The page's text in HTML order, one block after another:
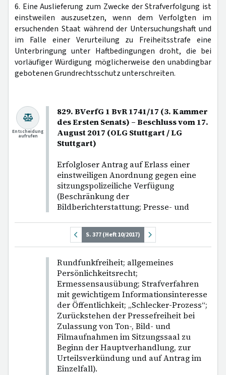
6. Eine Auslieferung zum Zwecke der Strafverfolgung ist
einstweilen auszusetzen, wenn dem Verfolgten im
ersuchenden Staat während der Untersuchungshaft und
im Falle einer Verurteilung zu Freiheitsstrafe eine
Unterbringung unter Haftbedingungen droht, die bei
vorläufiger Würdigung möglicherweise den unabdingbar
gebotenen Grundrechtsschutz unterschreiten.
829. BVerfG 1 BvR 1741/17 (3. Kammer
des Ersten Senats) – Beschluss vom 17.
August 2017 (OLG Stuttgart / LG
Stuttgart)
Erfolgloser Antrag auf Erlass einer
einstweiligen Anordnung gegen eine
sitzungspolizeiliche Verfügung
(Beschränkung der
Bildberichterstattung; Presse- und
Entscheidung
aufrufen
S. 377 (Heft 10/2017)
Rundfunkfreiheit; allgemeines
Persönlichkeitsrecht;
Ermessensausübung; Strafverfahren
mit gewichtigem Informationsinteresse
der Öffentlichkeit; „Schlecker-Prozess“;
Zurückstehen der Pressefreiheit bei
Zulassung von Ton-, Bild- und
Filmaufnahmen im Sitzungssaal zu
Beginn der Hauptverhandlung, zur
Urteilsverkündung und auf Antrag im
Einzelfall).